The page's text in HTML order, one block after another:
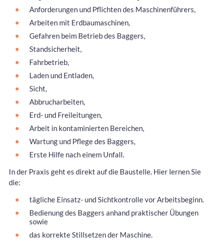
Anforderungen und Pflichten des Maschinenführers,
Arbeiten mit Erdbaumaschinen,
Gefahren beim Betrieb des Baggers,
Standsicherheit,
Fahrbetrieb,
Laden und Entladen,
Sicht,
Abbrucharbeiten,
Erd- und Freileitungen,
Arbeit in kontaminierten Bereichen,
Wartung und Pflege des Baggers,
Erste Hilfe nach einem Unfall.
In der Praxis geht es direkt auf die Baustelle. Hier lernen Sie
die:
tägliche Einsatz- und Sichtkontrolle vor Arbeitsbeginn.
Bedienung des Baggers anhand praktischer Übungen
sowie
das korrekte Stillsetzen der Maschine.